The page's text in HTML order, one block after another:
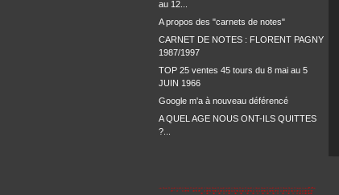
au 12...
A propos des "carnets de notes"
CARNET DE NOTES : FLORENT PAGNY
1987/1997
TOP 25 ventes 45 tours du 8 mai au 5
JUIN 1966
Google m'a à nouveau déférencé
A QUEL AGE NOUS ONT-ILS QUITTES
?...